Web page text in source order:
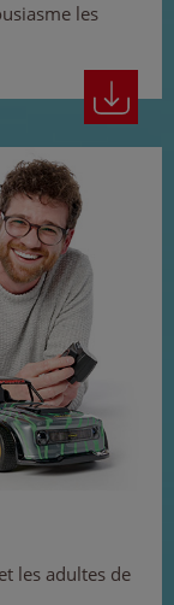
les
les adultes de